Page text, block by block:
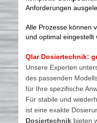
Anforderungen
Alle Prozesse können
und optimal eingestellt
Qlar Dosiertechnik:
Unsere Experten
des passenden
für Ihre spezifische
Für stabile und
ist eine exakte
Dosiertechnik bieten